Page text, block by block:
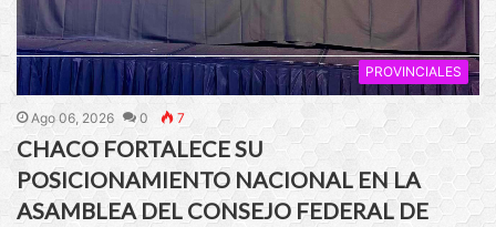
PROVINCIALES
Ago 06, 2026 0 7
CHACO FORTALECE SU
POSICIONAMIENTO NACIONAL EN LA
ASAMBLEA DEL CONSEJO FEDERAL DE